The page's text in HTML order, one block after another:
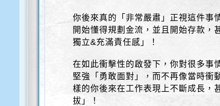
你後來真的「非常嚴肅」正視這件事
開始懂得規劃金流，並且開始存款，
獨立&充滿責任感」！
在如此衝擊性的啟發下，你對很多事
堅強「勇敢面對」，而不再像當時衝
樣的你後來在工作表現上不斷成長，
拔」！